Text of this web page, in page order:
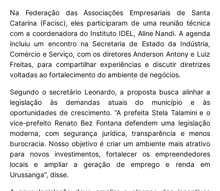
Na Federação das Associações Empresariais de Santa
Catarina (Facisc), eles participaram de uma reunião técnica
com a coordenadora do Instituto IDEL, Aline Nandi. A agenda
incluiu um encontro na Secretaria de Estado da Indústria,
Comércio e Serviço, com os diretores Anderson Antony e Luiz
Freitas, para compartilhar experiências e discutir diretrizes
voltadas ao fortalecimento do ambiente de negócios.
Segundo o secretário Leonardo, a proposta busca alinhar a
legislação às demandas atuais do município e às
oportunidades de crescimento. “A prefeita Stela Talamini e o
vice-prefeito Renato Bez Fontana defendem uma legislação
moderna, com segurança jurídica, transparência e menos
burocracia. Nosso objetivo é criar um ambiente mais atrativo
para novos investimentos, fortalecer os empreendedores
locais e ampliar a geração de emprego e renda em
Urussanga”, disse.